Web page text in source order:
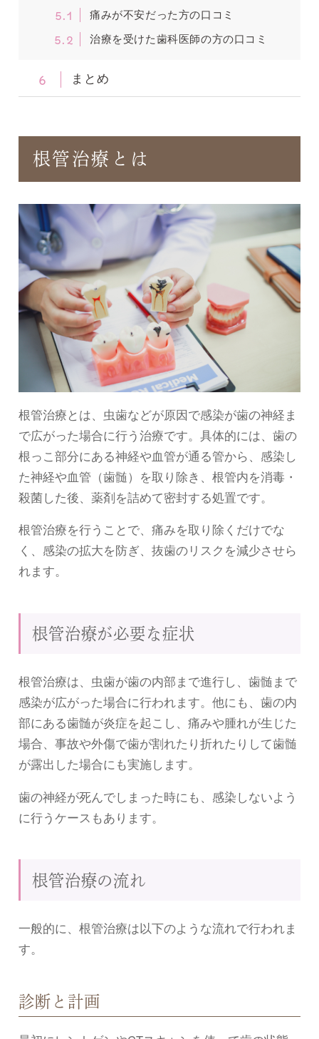
5.1 痛みが不安だった方の口コミ
5.2 治療を受けた歯科医師の方の口コミ
6 まとめ
根管治療とは
根管治療とは、虫歯などが原因で感染が歯の神経ま
で広がった場合に行う治療です。具体的には、歯の
根っこ部分にある神経や血管が通る管から、感染し
た神経や血管（歯髄）を取り除き、根管内を消毒・
殺菌した後、薬剤を詰めて密封する処置です。
根管治療を行うことで、痛みを取り除くだけでな
く、感染の拡大を防ぎ、抜歯のリスクを減少させら
れます。
根管治療が必要な症状
根管治療は、虫歯が歯の内部まで進行し、歯髄まで
感染が広がった場合に行われます。他にも、歯の内
部にある歯髄が炎症を起こし、痛みや腫れが生じた
場合、事故や外傷で歯が割れたり折れたりして歯髄
が露出した場合にも実施します。
歯の神経が死んでしまった時にも、感染しないよう
に行うケースもあります。
根管治療の流れ
一般的に、根管治療は以下のような流れで行われま
す。
診断と計画